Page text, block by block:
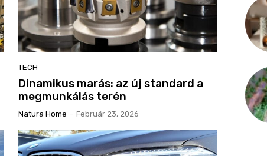
TECH
Dinamikus marás: az új standard a
megmunkálás terén
Natura Home - Február 23, 2026